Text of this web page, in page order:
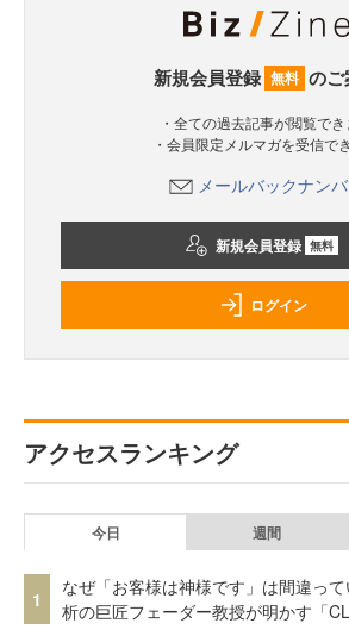
新規会員登録 無料 のご
・全ての過去記事が閲覧で
・会員限定メルマガを受信で
メールバックナン
新規会員登録 無料
ログイン
アクセスランキング
今日 週間
1
なぜ「お客様は神様です」は間違っ
析の巨匠フェーダー教授が明かす「